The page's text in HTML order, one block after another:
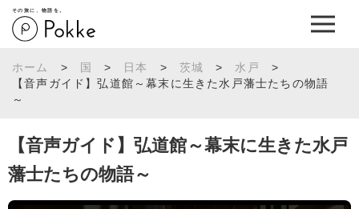
その旅に、物語を。
ホーム > 国 > 日本 > 茨城 > 水戸
>
【音声ガイド】弘道館～幕末に生きた水戸藩士たちの物語
～
【音声ガイド】弘道館～幕末に生きた水戸
藩士たちの物語～